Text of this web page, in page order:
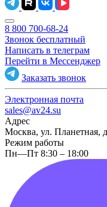
8 800 700-68-24
Звонок бесплатный
Написать в телеграм
Перейти в Мессенджер
Заказать звонок
Электронная почта
sales@av24.su
Адрес
Москва, ул. Планетная,
Режим работы
Пн—Пт 8:30 – 18:00